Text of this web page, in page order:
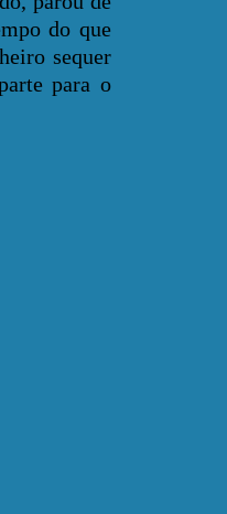
do que
sequer
para o